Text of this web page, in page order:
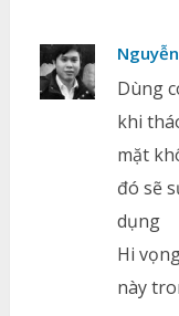
Dùng
khi
mặt
đó sẽ
dụng
Hi
này